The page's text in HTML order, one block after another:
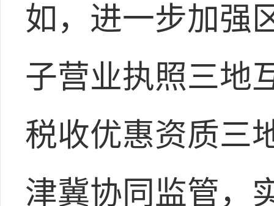
如，进一步加强
子营业执照三地
税收优惠资质三
津冀协同监管，